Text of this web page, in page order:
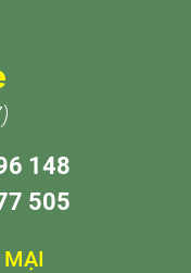
148
505
MẠI